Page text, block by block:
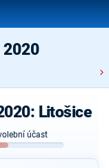
Litošice
účast